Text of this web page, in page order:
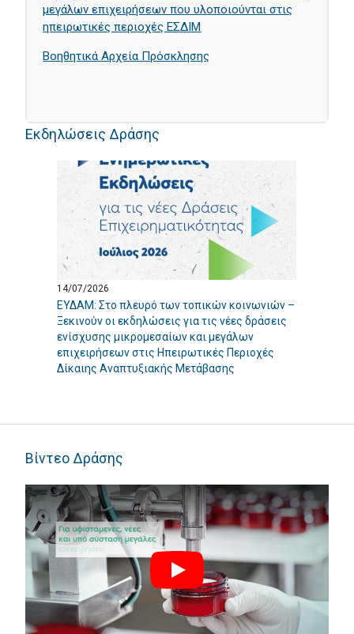
μεγάλων επιχειρήσεων που υλοποιούνται στις
ηπειρωτικές περιοχές ΕΣΔΙΜ
Βοηθητικά Αρχεία Πρόσκλησης
Εκδηλώσεις Δράσης
ΕΥΔΑΜ: Στο πλευρό των τοπικών κοινωνιών –
Ξεκινούν οι εκδηλώσεις για τις νέες δράσεις
ενίσχυσης μικρομεσαίων και μεγάλων
επιχειρήσεων στις Ηπειρωτικές Περιοχές
Δίκαιης Αναπτυξιακής Μετάβασης
14/07/2026
Βίντεο Δράσης
Play